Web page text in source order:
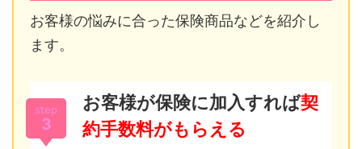
お客様の悩みに合った保険商品などを紹介し
ます。
step
3
お客様が保険に加入すれば契
約手数料がもらえる